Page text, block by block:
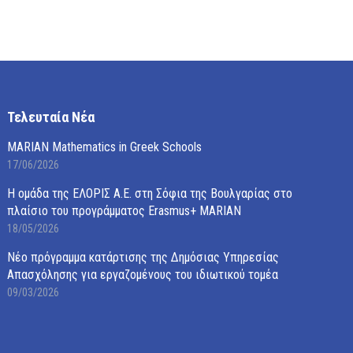
Τελευταία Νέα
MARIAN Mathematics in Greek Schools
17/06/2026
Η ομάδα της ΕΛΟΡΙΣ Α.Ε. στη Σόφια της Βουλγαρίας στο
πλαίσιο του προγράμματος Erasmus+ MARIAN
18/05/2026
Νέο πρόγραμμα κατάρτισης της Δημόσιας Υπηρεσίας
Απασχόλησης για εργαζομένους του ιδιωτικού τομέα
09/03/2026